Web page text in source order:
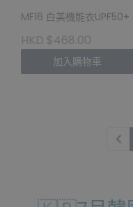
MF16 白美機能衣UPF50+
HKD $468.00
加入購物車